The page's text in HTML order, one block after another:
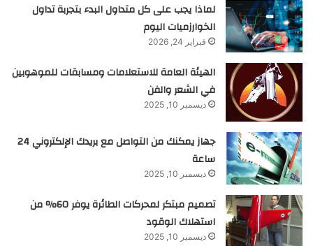
لماذا يجب على كل متداول البدء بتجربة تداول
الخوارزميات اليوم
فبراير 24, 2026
الهيئة العامة للاستعلامات ومسابقات للموهوبين
في الشعر والفن
ديسمبر 10, 2025
جهاز يمكنك من التواصل مع بريدك الإلكتروني 24
ساعة
ديسمبر 10, 2025
تصميم مبتكر لمحركات الطائرة يوفر 60% من
استهلاك الوقود
ديسمبر 10, 2025